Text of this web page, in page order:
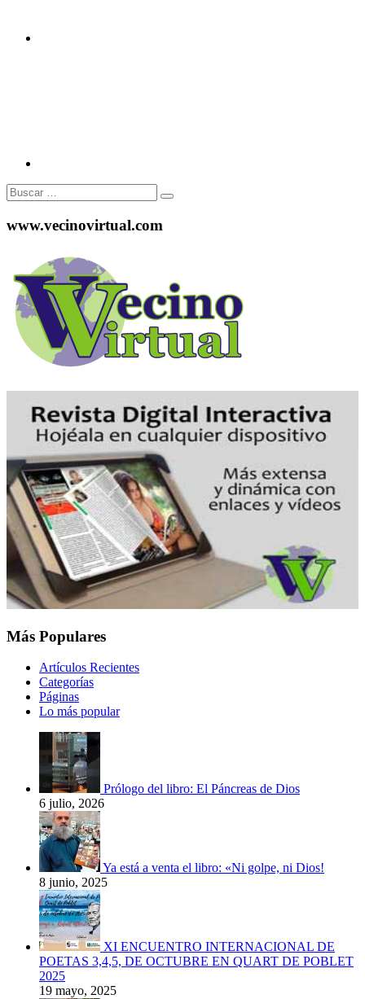
Buscar:
www.vecinovirtual.com
Más Populares
Artículos Recientes
Categorías
Páginas
Lo más popular
Prólogo del libro: El Páncreas de Dios
6 julio, 2026
Ya está a venta el libro: «Ni golpe, ni Dios!
8 junio, 2025
XI ENCUENTRO INTERNACIONAL DE
POETAS 3,4,5, DE OCTUBRE EN QUART DE POBLET
2025
19 mayo, 2025